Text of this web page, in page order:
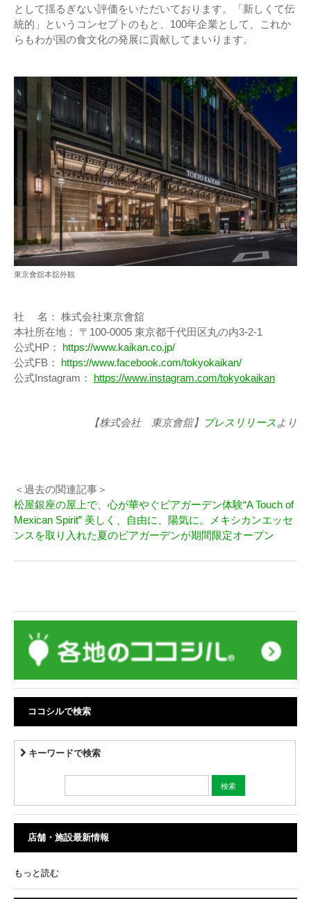
として揺るぎない評価をいただいております。「新しくて伝
統的」というコンセプトのもと、100年企業として、これか
らもわが国の食文化の発展に貢献してまいります。
東京會舘本舘外観
社 名： 株式会社東京會舘
本社所在地： 〒100-0005 東京都千代田区丸の内3-2-1
公式HP： https://www.kaikan.co.jp/
公式FB： https://www.facebook.com/tokyokaikan/
公式Instagram： https://www.instagram.com/tokyokaikan
【株式会社 東京會舘】 プレスリリースより
＜過去の関連記事＞
松屋銀座の屋上で、心が華やぐビアガーデン体験“A Touch of
Mexican Spirit” 美しく、自由に、陽気に。メキシカンエッセ
ンスを取り入れた夏のビアガーデンが期間限定オープン
ココシルで検索
キーワードで検索
店舗・施設最新情報
もっと読む